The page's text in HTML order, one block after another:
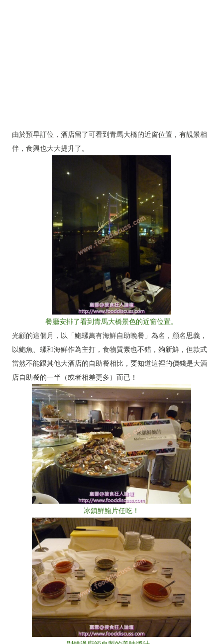
由於預早訂位，酒店留了可看到青馬大橋的近窗位置，有靚景相
伴，食興也大大提升了。
餐廳安排了看到青馬大橋景色的近窗位置。
光顧的這個月，以「鮑螺萬有海鮮自助晚餐」為名，顧名思義，
以鮑魚、螺和海鮮作為主打，食物質素也不錯，夠新鮮，但款式
當然不能跟其他大酒店的自助餐相比，要知道這裡的價錢是大酒
店自助餐的一半（或者相差更多）而已！
冰鎮鮮鮑片任吃！